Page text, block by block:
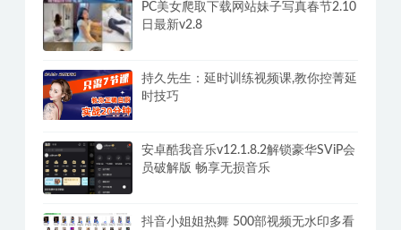
PC美女爬取下载网站妹子写真春节2.10
日最新v2.8
持久先生：延时训练视频课,教你控菁延
时技巧
安卓酷我音乐v12.1.8.2解锁豪华SViP会
员破解版 畅享无损音乐
抖音小姐姐热舞 500部视频无水印多看